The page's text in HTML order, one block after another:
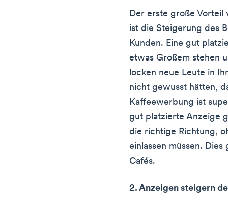
Der erste große Vorteil
ist die Steigerung des
Kunden. Eine gut
etwas Großem stehen
locken neue Leute in
nicht gewusst hätten,
Kaffeewerbung ist
gut platzierte Anzeige
die richtige Richtung,
einlassen müssen.
Cafés.
2. Anzeigen steigern